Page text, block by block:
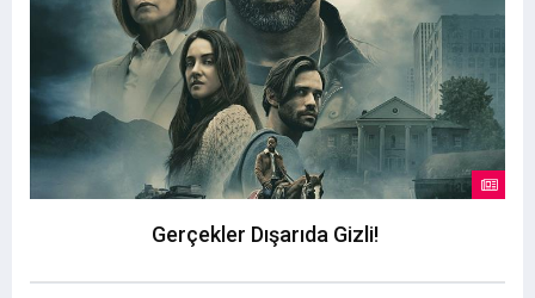
Gerçekler Dışarıda Gizli!